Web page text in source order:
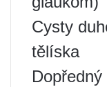
Cysty
tělíska